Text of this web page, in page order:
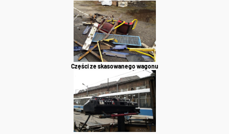
Części ze skasowanego wagonu